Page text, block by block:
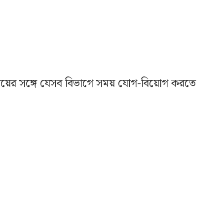
সঙ্গে যেসব বিভাগে সময় যোগ-বিয়োগ করতে